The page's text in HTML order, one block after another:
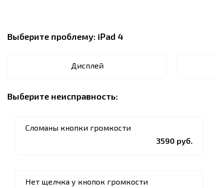
Выберите проблему: iPad 4
Дисплей
Выберите неисправность:
Сломаны кнопки громкости
3590 руб.
Нет щелчка у кнопок громкости